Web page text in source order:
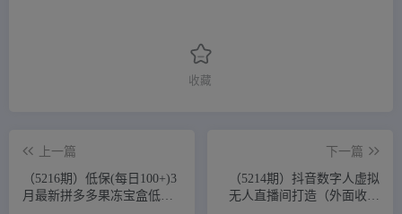
收藏
上一篇
（5216期）低保(每日100+)3
月最新拼多多果冻宝盒低价
下一篇
（5214期）抖音数字人虚拟
无人直播间打造（外面收费